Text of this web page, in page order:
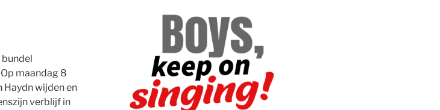
maandag 8
Haydn wijden en
verblijf in